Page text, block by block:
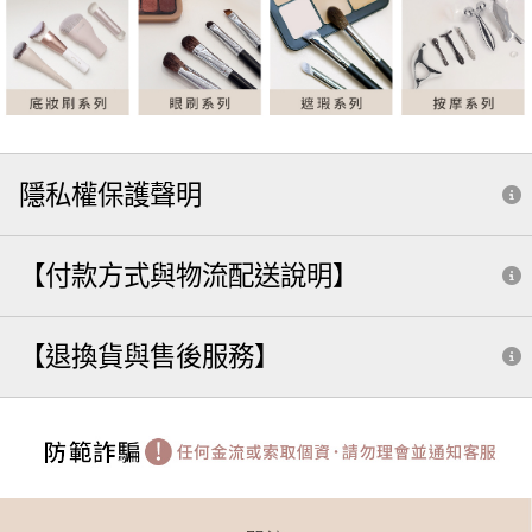
隱私權保護聲明
【付款方式與物流配送說明】
【退換貨與售後服務】